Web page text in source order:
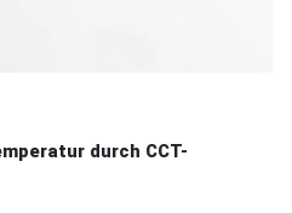
durch CCT-